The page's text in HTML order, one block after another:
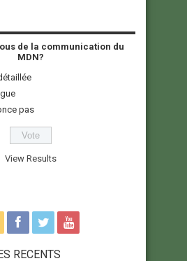
de la communication du
MDN?
pas
View Results
RECENTS